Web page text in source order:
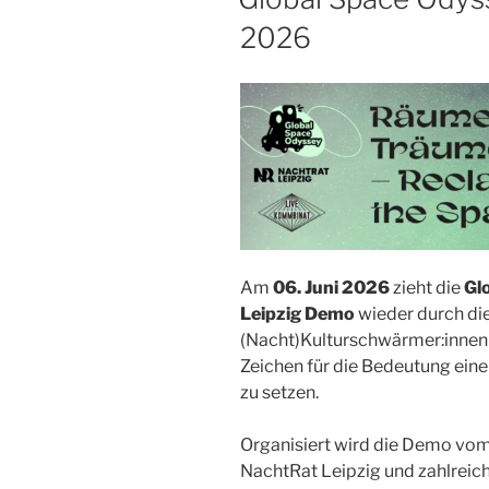
2026
Am 06. Juni 2026zieht die
Leipzig Demowieder durch
Zeichen für die Bedeutung
zu setzen.
Organisiert wird die Demo
NachtRat Leipzig und